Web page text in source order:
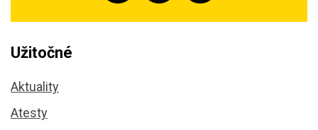
Užitočné
Aktuality
Atesty